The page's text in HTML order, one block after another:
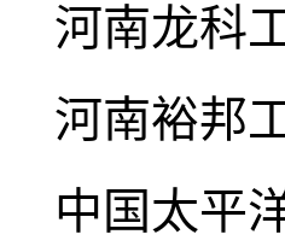
河南龙科
河南裕邦
中国太平